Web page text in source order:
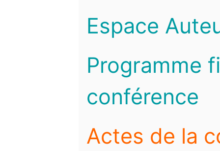
Espace
Programme
conférence
Actes de la